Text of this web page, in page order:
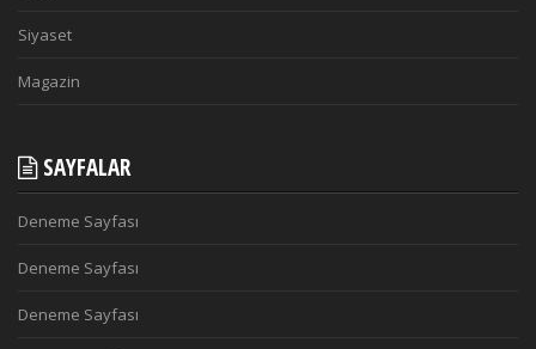
Siyaset
Magazin
SAYFALAR
Deneme Sayfası
Deneme Sayfası
Deneme Sayfası